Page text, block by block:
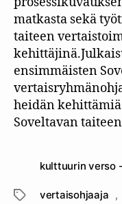
matkasta sekä
taiteen
ensimmäisten
heidän
Soveltavan
Avainsanat
kulttuurin verso
vertaisohjaaja ,